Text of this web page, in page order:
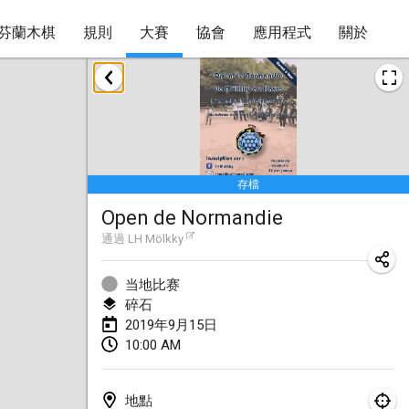
蘭木棋 規則 大賽 協會 應用程式 關於
存檔
Open de Normandie
通過 LH Mölkky
当地比赛
碎石
2019年9月15日
10:00 AM
地點
2019年1月
New Year's Throw Mölkky
捷克共和國
Tournoi Mixte ASPTTOM
2019年1月20日| 法國
Tournoi d'Hiver
2019年1月26日
Liekki Cup
2019年1月26日